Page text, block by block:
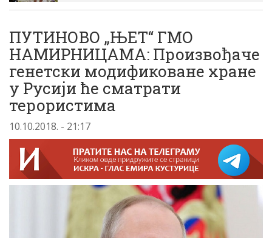
ПУТИНОВО „ЊЕТ“ ГМО
НАМИРНИЦАМА: Произвођаче
генетски модификоване хране
у Русији ће сматрати
терористима
10.10.2018. - 21:17